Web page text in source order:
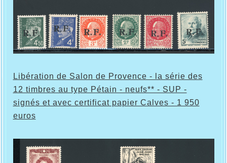
Libération de Salon de Provence - la série des
12 timbres au type Pétain - neufs** - SUP -
signés et avec certificat papier Calves - 1 950
euros